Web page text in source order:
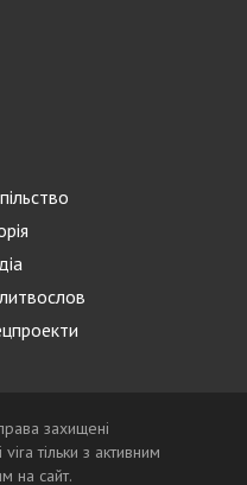
захищені
тільки з активним
на сайт.